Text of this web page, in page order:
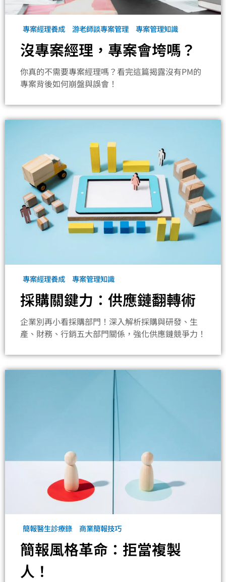
專案經理養成 游老師談專案管理 專案管理知識
沒專案經理，專案會垮嗎？
你真的不需要專案經理嗎？看完這篇揭露沒有PM的
專案背後如何崩盤與誤會！
專案經理養成 專案管理知識
採購關鍵力：供應鏈翻轉術
企業別再小看採購部門！深入解析採購與研發、生
產、財務、行銷五大部門關係，強化供應鏈競爭力！
簡報醫生診療錄 商業簡報技巧
簡報風格革命：拒當複製
人！